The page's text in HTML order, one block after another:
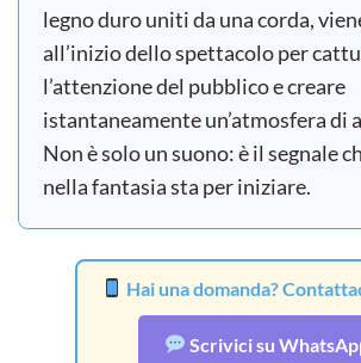
legno duro uniti da una corda,
all’inizio dello spettacolo per
l’attenzione del pubblico e creare
istantaneamente un’atmosfera di
Non è solo un suono: è il segnale
nella fantasia sta per iniziare.
Hai una domanda?
Scrivici su